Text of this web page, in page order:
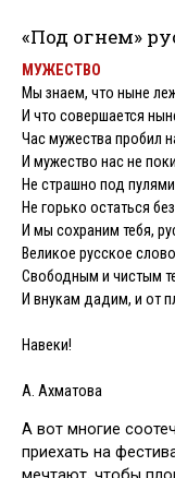
«Под огнем»
МУЖЕСТВО
Мы знаем, что ныне
И что совершается
Час мужества пробил
И мужество нас не
Не страшно под
Не горько остаться
И мы сохраним тебя,
Великое русское
Свободным и чистым
И внукам дадим, и от
Навеки!
А. Ахматова
А вот многие
приехать на